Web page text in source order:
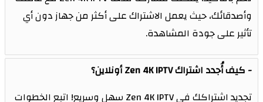
وأصدقائك، حيث يعمل الاشتراك على أكثر من جهاز دون أي
تأثير على جودة المشاهدة.
كيف أُجدد اشتراك Zen 4K IPTV أونلاين؟
تجديد اشتراكك في Zen 4K IPTV سهل وسريع! اتبع الخطوات